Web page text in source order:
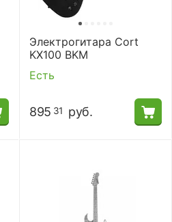
Электрогитара Cort
KX100 BKM
Есть
895 31 руб.